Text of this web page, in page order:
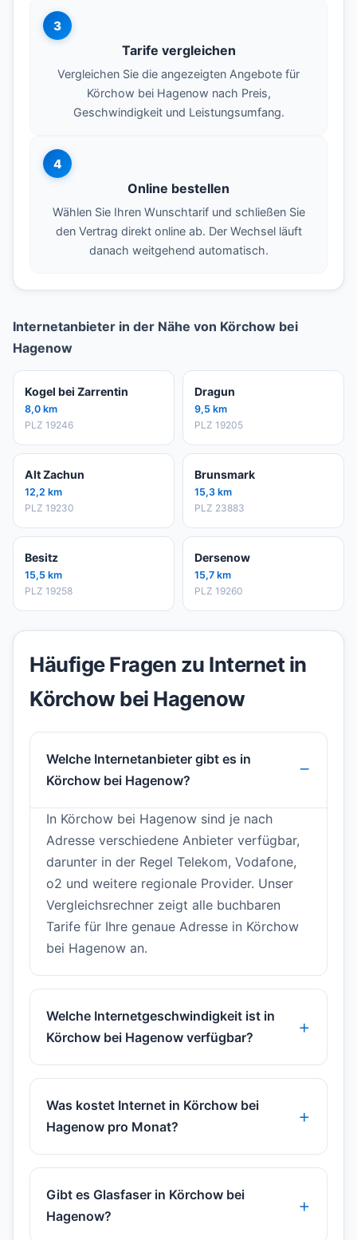
3
Tarife vergleichen
Vergleichen Sie die angezeigten Angebote für
Körchow bei Hagenow nach Preis,
Geschwindigkeit und Leistungsumfang.
4
Online bestellen
Wählen Sie Ihren Wunschtarif und schließen Sie
den Vertrag direkt online ab. Der Wechsel läuft
danach weitgehend automatisch.
Internetanbieter in der Nähe von Körchow bei
Hagenow
Kogel bei Zarrentin
8,0 km
PLZ 19246
Dragun
9,5 km
PLZ 19205
Alt Zachun
12,2 km
PLZ 19230
Brunsmark
15,3 km
PLZ 23883
Besitz
15,5 km
PLZ 19258
Dersenow
15,7 km
PLZ 19260
Häufige Fragen zu Internet in
Körchow bei Hagenow
Welche Internetanbieter gibt es in
Körchow bei Hagenow?
In Körchow bei Hagenow sind je nach
Adresse verschiedene Anbieter verfügbar,
darunter in der Regel Telekom, Vodafone,
o2 und weitere regionale Provider. Unser
Vergleichsrechner zeigt alle buchbaren
Tarife für Ihre genaue Adresse in Körchow
bei Hagenow an.
Welche Internetgeschwindigkeit ist in
Körchow bei Hagenow verfügbar?
Was kostet Internet in Körchow bei
Hagenow pro Monat?
Gibt es Glasfaser in Körchow bei
Hagenow?